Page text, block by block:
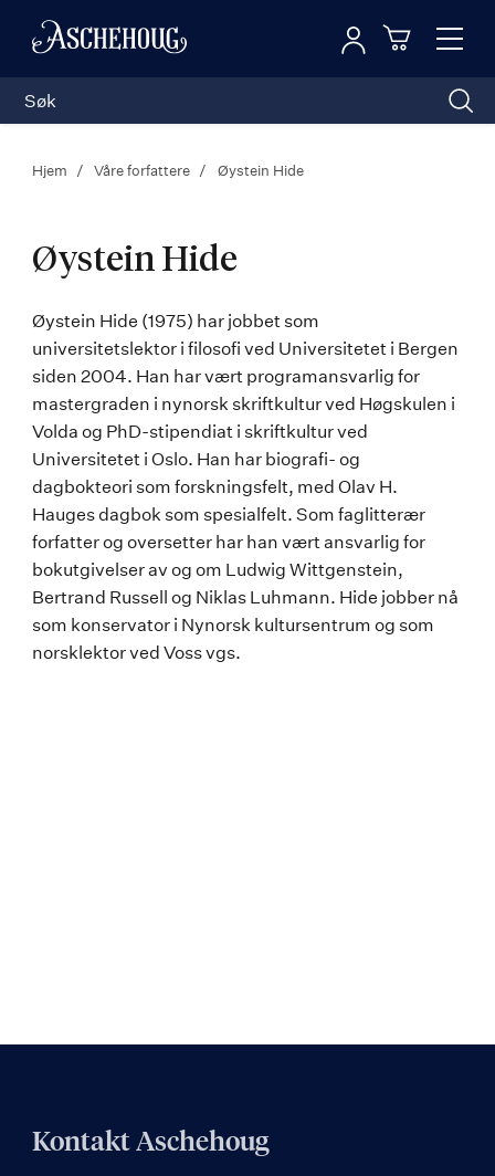
Toggle
Logg inn
Hjem Våre forfattere Øystein Hide
Øystein Hide
Øystein
Hide
Øystein Hide (1975) har jobbet som
universitetslektor i filosofi ved Universitetet i Bergen
siden 2004. Han har vært programansvarlig for
mastergraden i nynorsk skriftkultur ved Høgskulen i
Volda og PhD-stipendiat i skriftkultur ved
Universitetet i Oslo. Han har biografi- og
dagbokteori som forskningsfelt, med Olav H.
Hauges dagbok som spesialfelt. Som faglitterær
forfatter og oversetter har han vært ansvarlig for
bokutgivelser av og om Ludwig Wittgenstein,
Bertrand Russell og Niklas Luhmann. Hide jobber nå
som konservator i Nynorsk kultursentrum og som
norsklektor ved Voss vgs.
Kontakt Aschehoug